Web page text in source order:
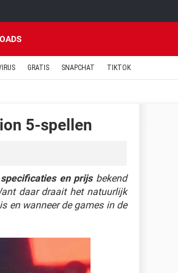
GRATIS SNAPCHAT TIKTOK
5-spellen
specificaties en prijsbekend
daar draait het natuurlijk
en wanneer de games in de